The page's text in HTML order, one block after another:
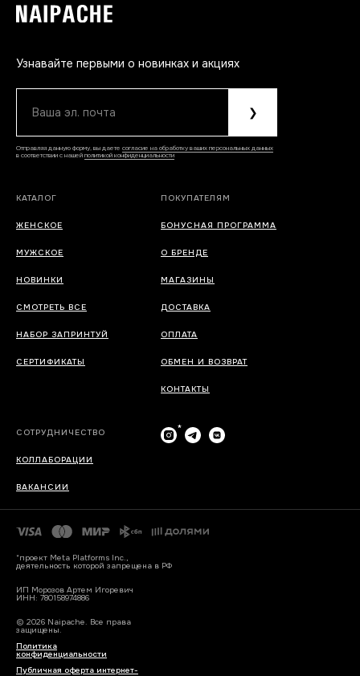
Узнавайте первыми о новинках и акциях
Ваша эл. почта ❯
Отправляя данную форму, вы даете согласие на обработку ваших персональных данных
в соответствии с нашей политикой конфиденциальности
КАТАЛОГ
ЖЕНСКОЕ
МУЖСКОЕ
НОВИНКИ
СМОТРЕТЬ ВСЕ
НАБОР ЗАПРИНТУЙ
СЕРТИФИКАТЫ
ПОКУПАТЕЛЯМ
БОНУСНАЯ ПРОГРАММА
О БРЕНДЕ
МАГАЗИНЫ
ДОСТАВКА
ОПЛАТА
ОБМЕН И ВОЗВРАТ
КОНТАКТЫ
СОТРУДНИЧЕСТВО
КОЛЛАБОРАЦИИ
ВАКАНСИИ
*
*проект Meta Platforms Inc.,
деятельность которой запрещена в РФ
ИП Морозов Артем Игоревич
ИНН: 780158974886
© 2026 Naipache. Все права
защищены.
Политика
конфиденциальности
Публичная оферта интернет-